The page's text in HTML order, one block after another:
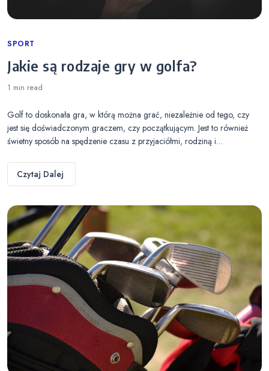
Categories
SPORT
Jakie są rodzaje gry w golfa?
1 min read
Golf to doskonała gra, w którą można grać, niezależnie od tego, czy
jest się doświadczonym graczem, czy początkującym. Jest to również
świetny sposób na spędzenie czasu z przyjaciółmi, rodziną i…
Czytaj Dalej